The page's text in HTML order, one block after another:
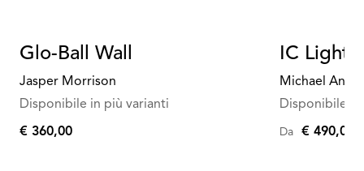
Glo-Ball Wall
Jasper Morrison
Disponibile in più varianti
€ 360,00
IC
Michael
Disponibile in
Da € 490,00